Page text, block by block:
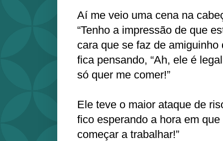
Aí me veio uma cena na
“Tenho a impressão de que
cara que se faz de
fica pensando, “Ah, ele é
só quer me comer!”
Ele teve o maior ataque de
fico esperando a hora em
começar a trabalhar!”